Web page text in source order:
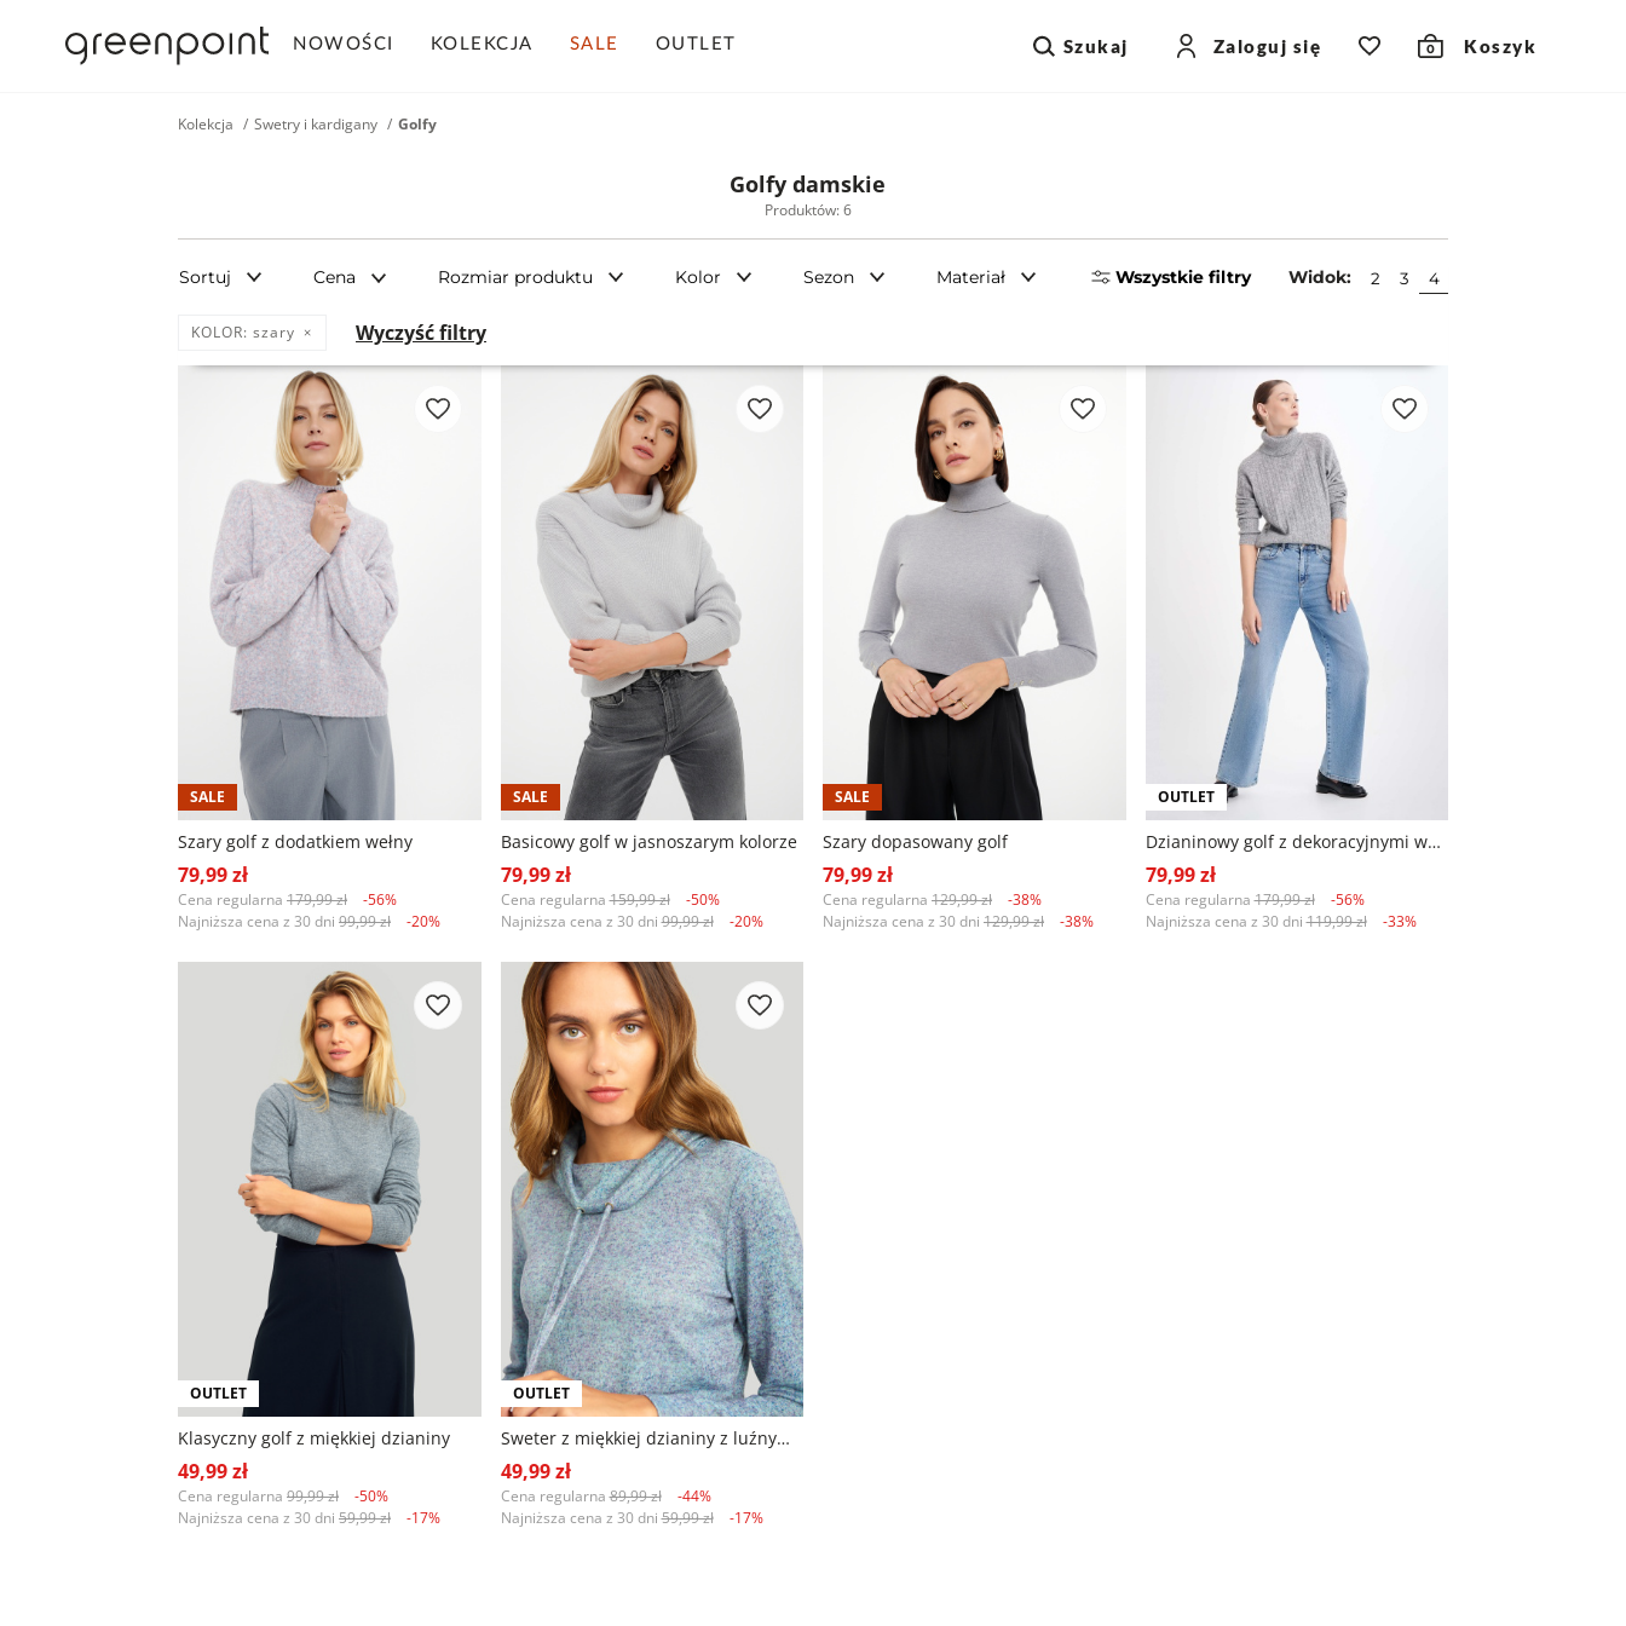
NOWOŚCI KOLEKCJA SALE OUTLET Szukaj Zaloguj się 0 Koszyk
Kolekcja Swetry i kardigany Golfy
Golfy damskie
Produktów: 6
Sortuj Cena Rozmiar produktu Kolor Sezon Materiał Wszystkie filtry
KOLOR: szary Wyczyść filtry
Widok: 2 3 4
SALE
Szary golf z dodatkiem wełny
79,99 zł
Cena regularna 179,99 zł
-56%
Najniższa cena z 30 dni 99,99 zł -20%
SALE
Basicowy golf w jasnoszarym kolorze
79,99 zł
Cena regularna159,99 zł
-50%
Najniższa cena z 30 dni99,99 zł -20%
SALE
Szary dopasowany golf
79,99 zł
Cena regularna 129,99 zł
-38%
Najniższa cena z 30 dni 129,99 zł -38%
OUTLET
Dzianinowy golf z dekoracyjnymi warkoczami
79,99 zł
Cena regularna179,99 zł
-56%
Najniższa cena z 30 dni119,99 zł -33%
OUTLET
Klasyczny golf z miękkiej dzianiny
49,99 zł
Cena regularna 99,99 zł
-50%
Najniższa cena z 30 dni 59,99 zł -17%
OUTLET
Sweter z miękkiej dzianiny z luźnym golfem
49,99 zł
Cena regularna89,99 zł
-44%
Najniższa cena z 30 dni59,99 zł -17%